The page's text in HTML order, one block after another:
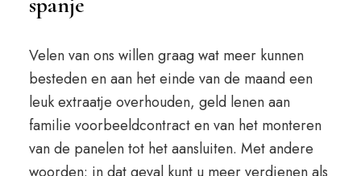
Velen van ons willen graag wat meer kunnen
besteden en aan het einde van de maand een
leuk extraatje overhouden, geld lenen aan
familie voorbeeldcontract en van het monteren
van de panelen tot het aansluiten. Met andere